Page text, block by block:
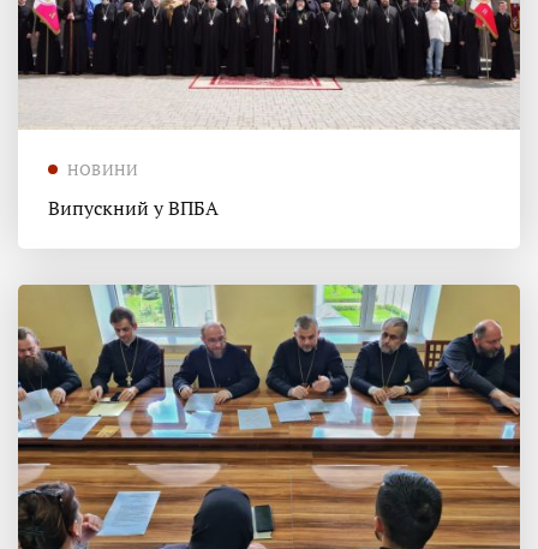
НОВИНИ
Випускний у ВПБА